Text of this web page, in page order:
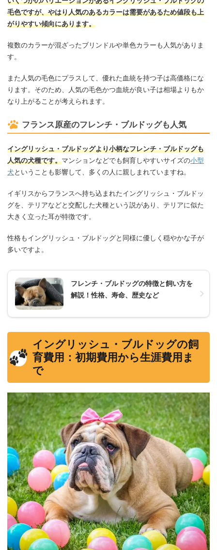
毛色ですが、やはり人気のあるカラーは需要があるため値段も上
がりやすい傾向にあります。
複数のカラーが混ざったブリンドルや単色カラーも人気がありま
す。
また人気の毛色にプラスして、優れた血統を持つ子は高価格にな
ります。そのため、人気の毛色かつ血統が良い子は相場よりもか
なり上がることが考えられます。
フランス原産のフレンチ・ブルドッグも人気
イングリッシュ・ブルドッグより小柄なフレンチ・ブルドッグも
人気の犬種です。マンションなどでも飼育しやすいサイズの小型
犬ということも影響して、多くの人に親しまれていますね。
イギリスからフランスへ持ち込まれたイングリッシュ・ブルドッ
グを、テリアなどと交配した犬種という説があり、テリアに似た
大きく立った耳が特徴です。
性格もイングリッシュ・ブルドッグと同様に優しく穏やかな子が
多いですよ。
フレンチ・ブルドッグの特徴と飼い方を
解説！性格、寿命、歴史など
イングリッシュ・ブルドッグの飼
育費用：初期費用から生涯費用ま
で